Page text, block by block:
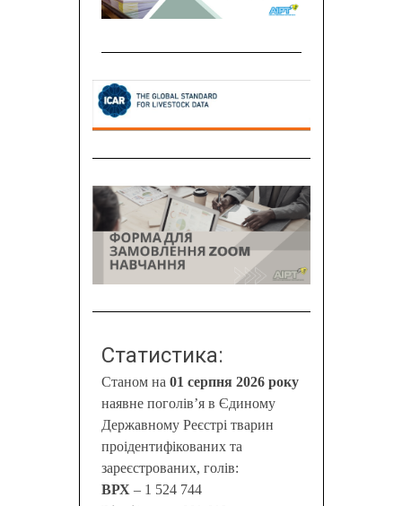
Статистика:
Станом на 01 серпня 2026 року
наявне поголів’я в Єдиному
Державному Реєстрі тварин
проідентифікованих та
зареєстрованих, голів:
ВРХ – 1 524 744